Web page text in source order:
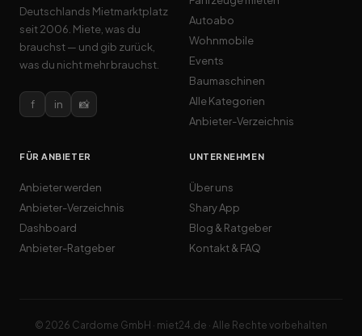
Deutschlands Mietmarktplatz
seit 2006. Miete, was du
brauchst — und gib zurück,
was du nicht mehr brauchst.
f in 📸
Autoabo
Wohnmobile
Events
Baumaschinen
Alle Kategorien
Anbieter-Verzeichnis
FÜR ANBIETER
Anbieter werden
Anbieter-Verzeichnis
Dashboard
Anbieter-Ratgeber
UNTERNEHMEN
Über uns
Shary App
Blog & Ratgeber
Kontakt & FAQ
© 2026 Cardome GmbH · miet24.de · Alle Rechte vorbehalten